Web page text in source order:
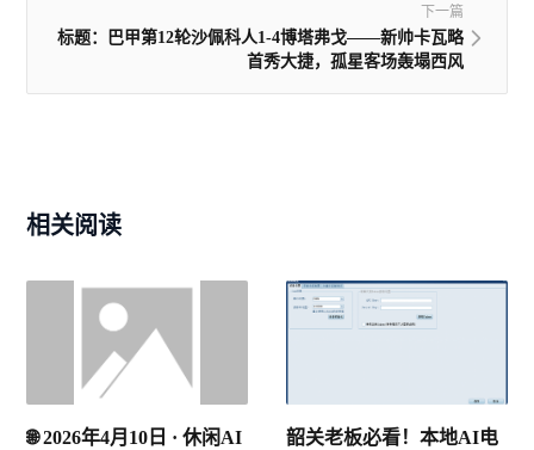
下一篇
标题：巴甲第12轮沙佩科人1-4博塔弗戈——新帅卡瓦略
首秀大捷，孤星客场轰塌西风
相关阅读
🌐 2026年4月10日 · 休闲AI
韶关老板必看！本地AI电